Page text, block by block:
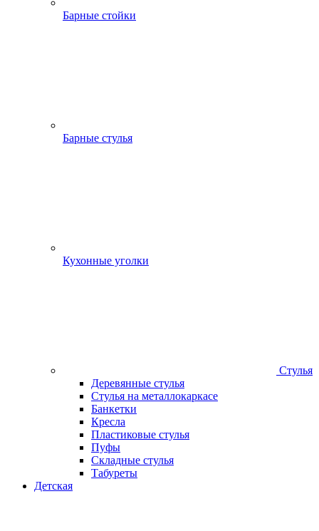
Барные стойки
Барные стулья
Кухонные уголки
Стулья
Деревянные стулья
Стулья на металлокаркасе
Банкетки
Кресла
Пластиковые стулья
Пуфы
Складные стулья
Табуреты
Детская